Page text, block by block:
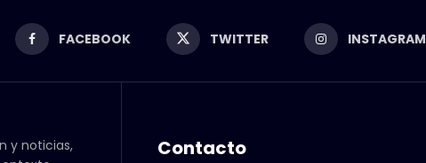
FACEBOOK TWITTER INSTAGRAM
y noticias,
Contacto